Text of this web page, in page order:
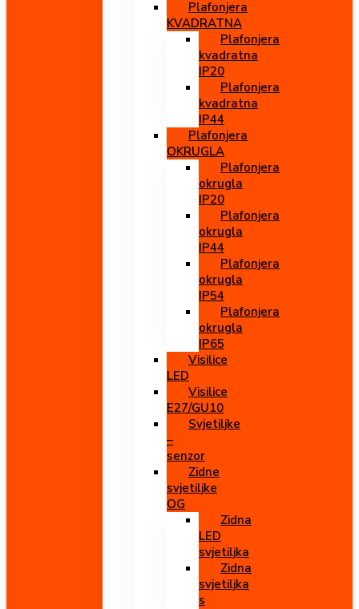
Plafonjera
KVADRATNA
Plafonjera
kvadratna
IP20
Plafonjera
kvadratna
IP44
Plafonjera
OKRUGLA
Plafonjera
okrugla
IP20
Plafonjera
okrugla
IP44
Plafonjera
okrugla
IP54
Plafonjera
okrugla
IP65
Visilice
LED
Visilice
E27/GU10
Svjetiljke
–
senzor
Zidne
svjetiljke
OG
Zidna
LED
svjetiljka
Zidna
svjetiljka
s